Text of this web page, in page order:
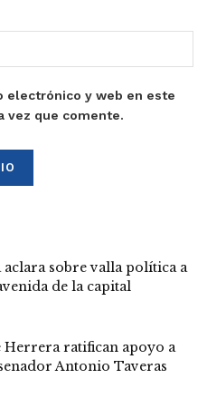
electrónico y web en este
vez que comente.
sobre valla política a
de la capital
Herrera ratifican apoyo a
Antonio Taveras